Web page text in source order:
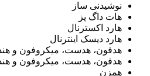
نوشیدنی ساز
هات داگ پز
هارد اکسترنال
هارد دیسک اینترنال
هدفون، هدست، میکروفون و
هدفون، هدست، میکروفون و
همزن